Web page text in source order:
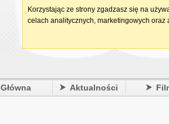
Główna Aktualności
Korzystając ze strony zgadzasz się na
celach analitycznych, marketingowych